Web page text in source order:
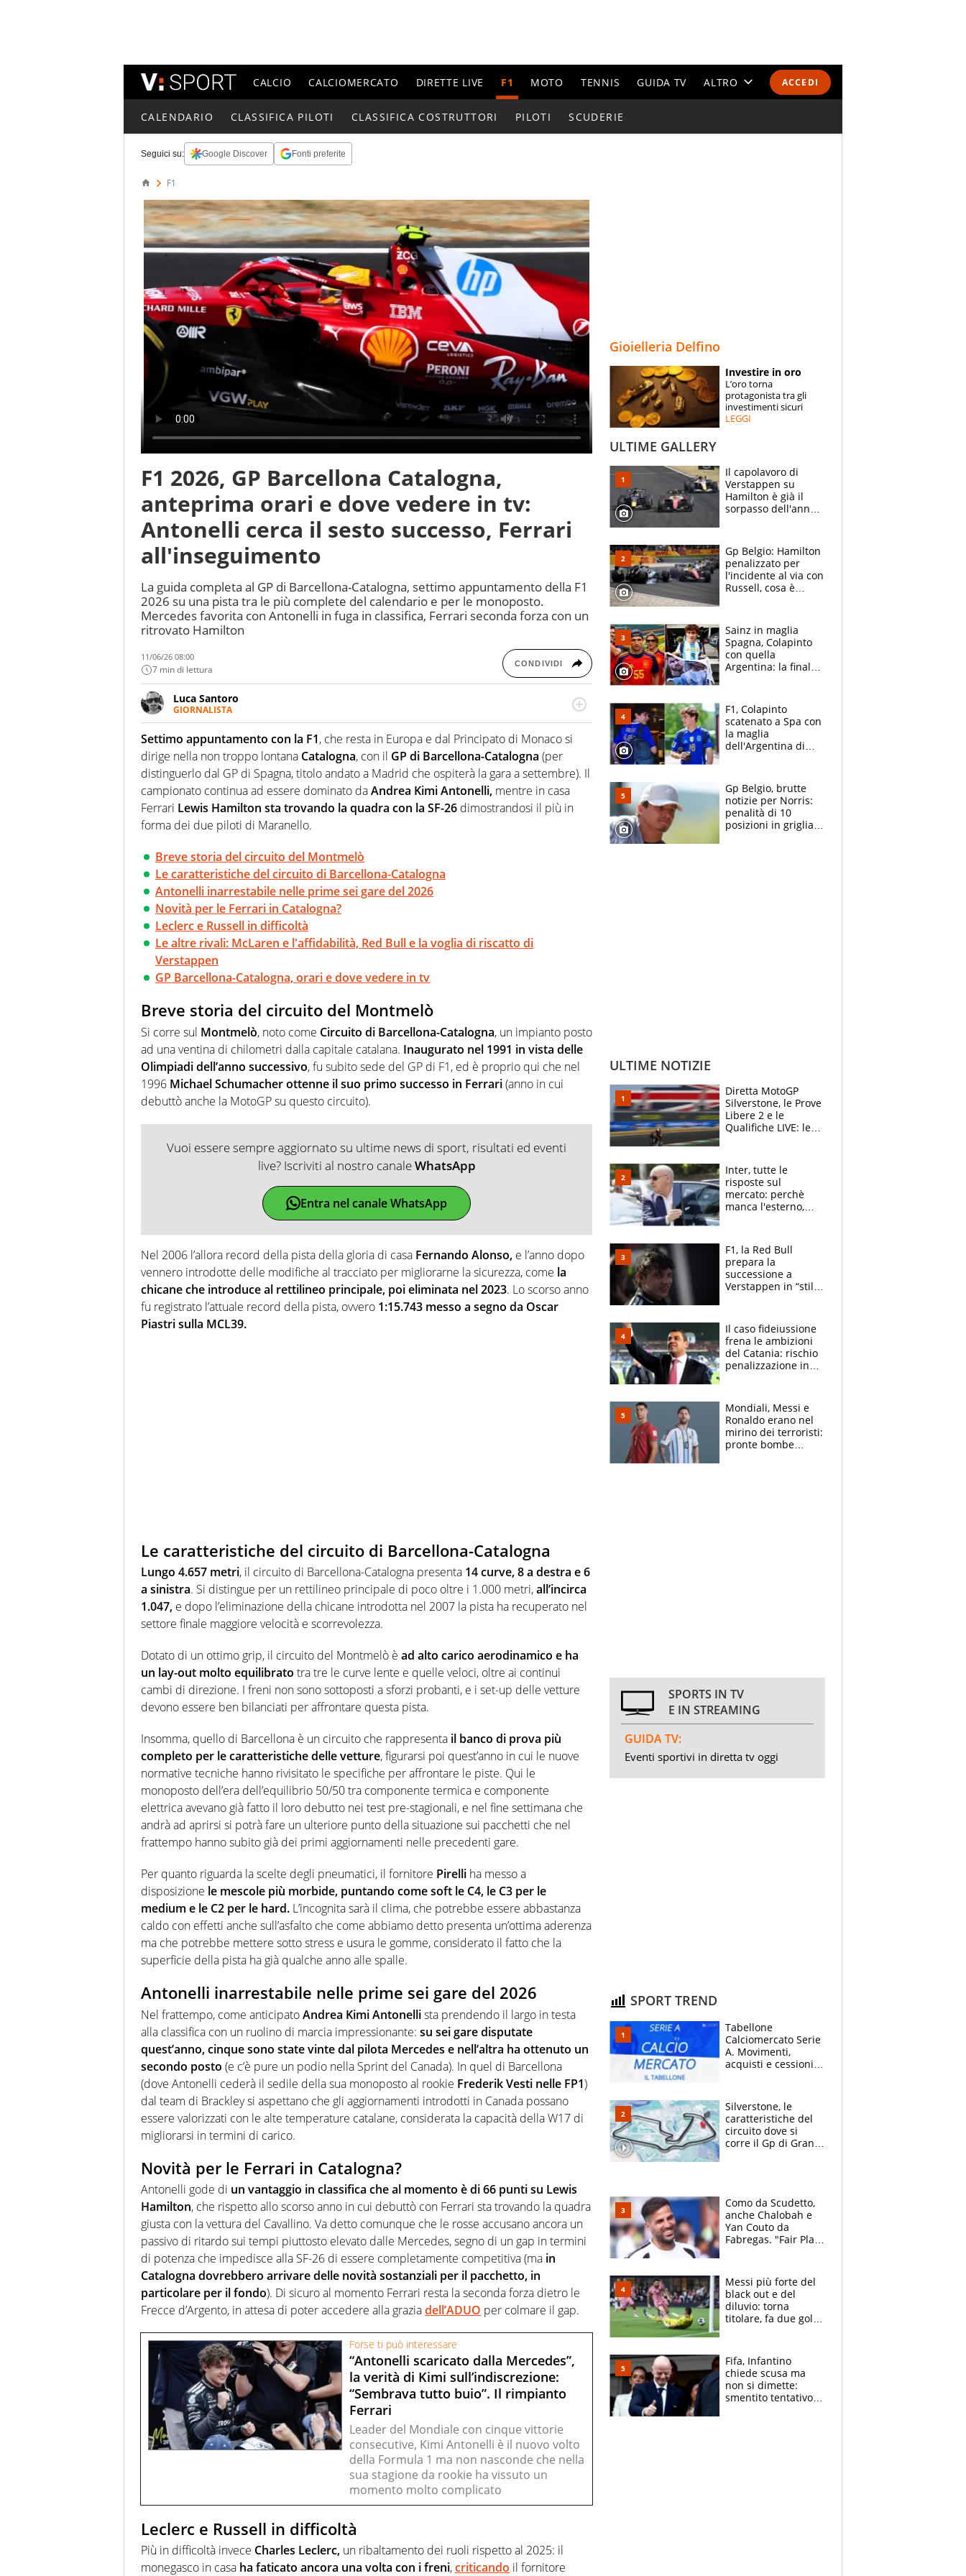
ACCEDI
CALCIO CALCIOMERCATO DIRETTE LIVE F1 MOTO TENNIS GUIDA TV ALTRO
ESPERTI
CONTATTI
CALENDARIO CLASSIFICA PILOTI CLASSIFICA COSTRUTTORI PILOTI SCUDERIE
Seguici su: Google Discover Fonti preferite
F1
F1 2026, GP Barcellona Catalogna,
anteprima orari e dove vedere in tv:
Antonelli cerca il sesto successo, Ferrari
all'inseguimento
La guida completa al GP di Barcellona-Catalogna, settimo appuntamento della F1
2026 su una pista tra le più complete del calendario e per le monoposto.
Mercedes favorita con Antonelli in fuga in classifica, Ferrari seconda forza con un
ritrovato Hamilton
11/06/26 08:00
7 min di lettura CONDIVIDI
Luca Santoro
GIORNALISTA
Esperto di Motorsport ma, più in generale, appassionato di tutto ciò che sia Sport,
anche senza il Motor. Dà il meglio di sé quando la strada fa largo alle due o alle
quattro ruote
Settimo appuntamento con la F1, che resta in Europa e dal Principato di Monaco si
dirige nella non troppo lontana Catalogna, con il GP di Barcellona-Catalogna (per
distinguerlo dal GP di Spagna, titolo andato a Madrid che ospiterà la gara a settembre). Il
campionato continua ad essere dominato daAndrea Kimi Antonelli, mentre in casa
Ferrari Lewis Hamilton sta trovando la quadra con la SF-26 dimostrandosi il più in
forma dei due piloti di Maranello.
Breve storia del circuito del Montmelò
Le caratteristiche del circuito di Barcellona-Catalogna
Antonelli inarrestabile nelle prime sei gare del 2026
Novità per le Ferrari in Catalogna?
Leclerc e Russell in difficoltà
Le altre rivali: McLaren e l'affidabilità, Red Bull e la voglia di riscatto di
Verstappen
GP Barcellona-Catalogna, orari e dove vedere in tv
Breve storia del circuito del Montmelò
Si corre sul Montmelò, noto come Circuito di Barcellona-Catalogna, un impianto posto
ad una ventina di chilometri dalla capitale catalana. Inaugurato nel 1991 in vista delle
Olimpiadi dell’anno successivo, fu subito sede del GP di F1, ed è proprio qui che nel
1996 Michael Schumacher ottenne il suo primo successo in Ferrari(anno in cui
debuttò anche la MotoGP su questo circuito).
Vuoi essere sempre aggiornato su ultime news di sport, risultati ed eventi
live? Iscriviti al nostro canaleWhatsApp
Entra nel canale WhatsApp
Nel 2006 l’allora record della pista della gloria di casa Fernando Alonso, e l’anno dopo
vennero introdotte delle modifiche al tracciato per migliorarne la sicurezza, come la
chicane che introduce al rettilineo principale, poi eliminata nel 2023. Lo scorso anno
fu registrato l’attuale record della pista, ovvero 1:15.743 messo a segno da Oscar
Piastri sulla MCL39.
Le caratteristiche del circuito di Barcellona-Catalogna
Lungo 4.657 metri, il circuito di Barcellona-Catalogna presenta 14 curve, 8 a destra e 6
a sinistra. Si distingue per un rettilineo principale di poco oltre i 1.000 metri,all’incirca
1.047, e dopo l’eliminazione della chicane introdotta nel 2007 la pista ha recuperato nel
settore finale maggiore velocità e scorrevolezza.
Dotato di un ottimo grip, il circuito del Montmelò è ad alto carico aerodinamico e ha
un lay-out molto equilibrato tra tre le curve lente e quelle veloci, oltre ai continui
cambi di direzione. I freni non sono sottoposti a sforzi probanti, e i set-up delle vetture
devono essere ben bilanciati per affrontare questa pista.
Insomma, quello di Barcellona è un circuito che rappresenta il banco di prova più
completo per le caratteristiche delle vetture, figurarsi poi quest’anno in cui le nuove
normative tecniche hanno rivisitato le specifiche per affrontare le piste. Qui le
monoposto dell’era dell’equilibrio 50/50 tra componente termica e componente
elettrica avevano già fatto il loro debutto nei test pre-stagionali, e nel fine settimana che
andrà ad aprirsi si potrà fare un ulteriore punto della situazione sui pacchetti che nel
frattempo hanno subito già dei primi aggiornamenti nelle precedenti gare.
Per quanto riguarda la scelte degli pneumatici, il fornitore Pirelli ha messo a
disposizione le mescole più morbide, puntando come soft le C4, le C3 per le
medium e le C2 per le hard. L’incognita sarà il clima, che potrebbe essere abbastanza
caldo con effetti anche sull’asfalto che come abbiamo detto presenta un’ottima aderenza
ma che potrebbe mettere sotto stress e usura le gomme, considerato il fatto che la
superficie della pista ha già qualche anno alle spalle.
Antonelli inarrestabile nelle prime sei gare del 2026
Nel frattempo, come anticipatoAndrea Kimi Antonellista prendendo il largo in testa
alla classifica con un ruolino di marcia impressionante: su sei gare disputate
quest’anno, cinque sono state vinte dal pilota Mercedes e nell’altra ha ottenuto un
secondo posto (e c’è pure un podio nella Sprint del Canada). In quel di Barcellona
(dove Antonelli cederà il sedile della sua monoposto al rookie Frederik Vesti nelle FP1)
dal team di Brackley si aspettano che gli aggiornamenti introdotti in Canada possano
essere valorizzati con le alte temperature catalane, considerata la capacità della W17 di
migliorarsi in termini di carico.
Novità per le Ferrari in Catalogna?
Antonelli gode di un vantaggio in classifica che al momento è di 66 punti su Lewis
Hamilton, che rispetto allo scorso anno in cui debuttò con Ferrari sta trovando la quadra
giusta con la vettura del Cavallino. Va detto comunque che le rosse accusano ancora un
passivo di ritardo sui tempi piuttosto elevato dalle Mercedes, segno di un gap in termini
di potenza che impedisce alla SF-26 di essere completamente competitiva (ma in
Catalogna dovrebbero arrivare delle novità sostanziali per il pacchetto, in
particolare per il fondo). Di sicuro al momento Ferrari resta la seconda forza dietro le
Frecce d’Argento, in attesa di poter accedere alla graziadell’ADUO per colmare il gap.
Forse ti può interessare
“Antonelli scaricato dalla Mercedes”,
la verità di Kimi sull’indiscrezione:
“Sembrava tutto buio”. Il rimpianto
Ferrari
Leader del Mondiale con cinque vittorie
consecutive, Kimi Antonelli è il nuovo volto
della Formula 1 ma non nasconde che nella
sua stagione da rookie ha vissuto un
momento molto complicato
Leclerc e Russell in difficoltà
Più in difficoltà invece Charles Leclerc, un ribaltamento dei ruoli rispetto al 2025: il
monegasco in casa ha faticato ancora una volta con i freni,criticando il fornitore
Gioielleria Delfino
Investire in oro
L’oro torna
protagonista tra gli
investimenti sicuri
LEGGI
ULTIME GALLERY
Il capolavoro di
Verstappen su
Hamilton è già il
sorpasso dell'anno:
2021
Gp Belgio: Hamilton
penalizzato per
l'incidente al via con
Russell, cosa è
Sainz in maglia
Spagna, Colapinto
con quella
Argentina: la finale
vede l'ora
F1, Colapinto
scatenato a Spa con
la maglia
dell'Argentina di
le parolacce"
Gp Belgio, brutte
notizie per Norris:
penalità di 10
posizioni in griglia,
ULTIME NOTIZIE
Diretta MotoGP
Silverstone, le Prove
Libere 2 e le
Qualifiche LIVE: le
fila
Inter, tutte le
risposte sul
mercato: perchè
manca l'esterno,
vero obiettivo di
Marotta
F1, la Red Bull
prepara la
successione a
Verstappen in “stile
attacco all’Italia
Il caso fideiussione
frena le ambizioni
del Catania: rischio
penalizzazione in
Mondiali, Messi e
Ronaldo erano nel
mirino dei terroristi:
pronte bombe
SPORTS IN TV
E IN STREAMING
GUIDA TV:
Eventi sportivi in diretta tv oggi
SPORT TREND
Tabellone
Calciomercato Serie
A. Movimenti,
acquisti e cessioni:
Silverstone, le
caratteristiche del
circuito dove si
corre il Gp di Gran
Como da Scudetto,
anche Chalobah e
Yan Couto da
Fabregas. "Fair Play
multa"
Messi più forte del
black out e del
diluvio: torna
titolare, fa due gol e
che ritiro
Fifa, Infantino
chiede scusa ma
non si dimette:
smentito tentativo di